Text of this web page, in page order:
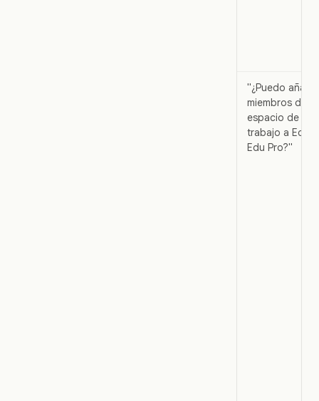
"¿Puedo añadir
miembros del
espacio de
trabajo a Edu o
Edu Pro?"